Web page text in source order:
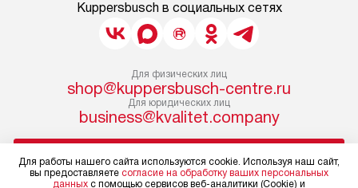
Kuppersbusch в социальных сетях
Для физических лиц
shop@kuppersbusch-centre.ru
Для юридических лиц
business@kvalitet.company
Для работы нашего сайта используются cookie. Используя наш сайт,
вы предоставляете согласие на обработку ваших персональных
данных с помощью сервисов веб-аналитики (Cookie) и